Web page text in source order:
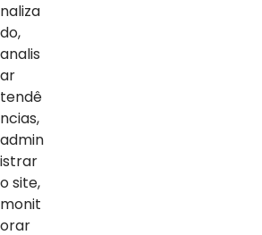
ambiente é formal e segue regras
apresentadas no primeiro dia de
naliza
do,
analis
ar
tendê
ncias,
admin
istrar
o site,
monit
orar